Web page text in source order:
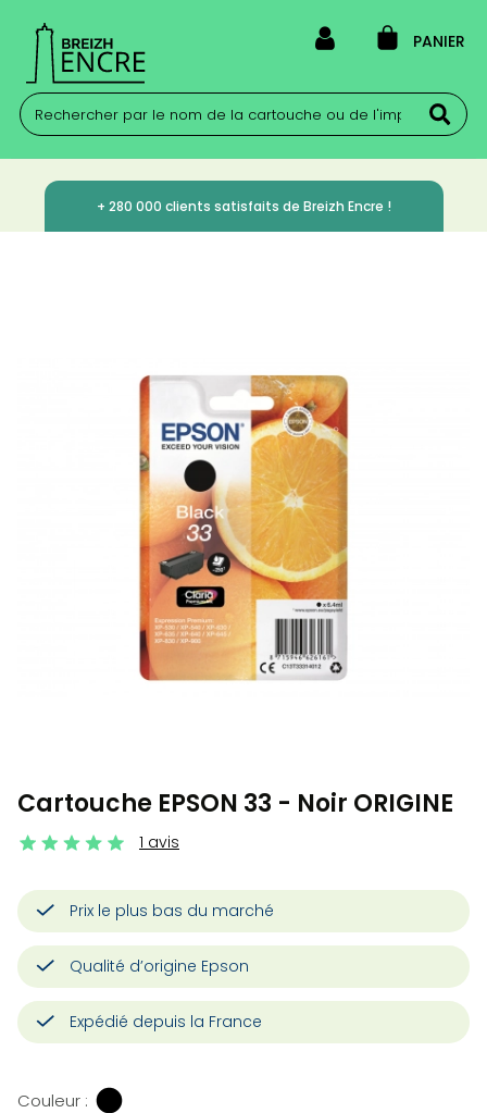
PANIER
+ 280 000 clients satisfaits de Breizh Encre !
Cartouche EPSON 33 - Noir ORIGINE
1 avis
Prix le plus bas du marché
Qualité d’origine Epson
Expédié depuis la France
Couleur :